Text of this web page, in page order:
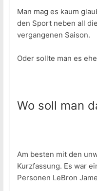
Man mag es kaum
den Sport neben all
vergangenen Saison.
Oder sollte man es
Wo soll man
Am besten mit den
Kurzfassung. Es war
Personen LeBron